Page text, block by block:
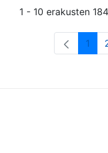
1 - 10 erakusten
1